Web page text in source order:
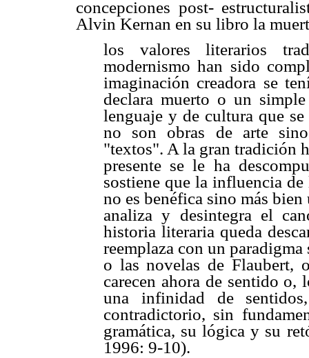
concepciones post-
Alvin Kernan en su libro la
los valores literarios
modernismo han sido
imaginación creadora se
declara muerto o un
lenguaje y de cultura que
no son obras de arte
"textos". A la gran tradición
presente se le ha
sostiene que la influencia de
no es benéfica sino más
analiza y desintegra el
historia literaria queda
reemplaza con un
o las novelas de Flaubert,
carecen ahora de sentido o,
una infinidad de
contradictorio, sin
gramática, su lógica y su
1996: 9-10).